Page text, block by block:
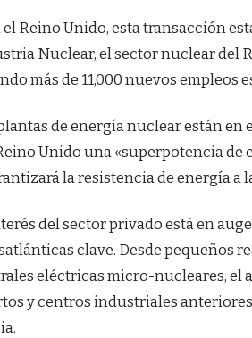
el Reino Unido, esta transacción
Nuclear, el sector nuclear del
más de 11,000 nuevos empleos
de energía nuclear están
Unido una «superpotencia de
la resistencia de energía a
del sector privado está en
clave. Desde pequeños
eléctricas micro-nucleares, el
y centros industriales